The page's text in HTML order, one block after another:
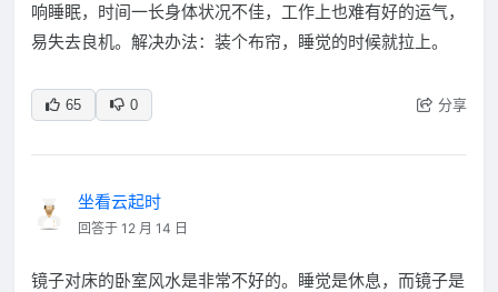
响睡眠，时间一长身体状况不佳，工作上也难有好的运气，
易失去良机。解决办法：装个布帘，睡觉的时候就拉上。
65 0 分享
坐看云起时
回答于 12 月 14 日
镜子对床的卧室风水是非常不好的。睡觉是休息，而镜子是